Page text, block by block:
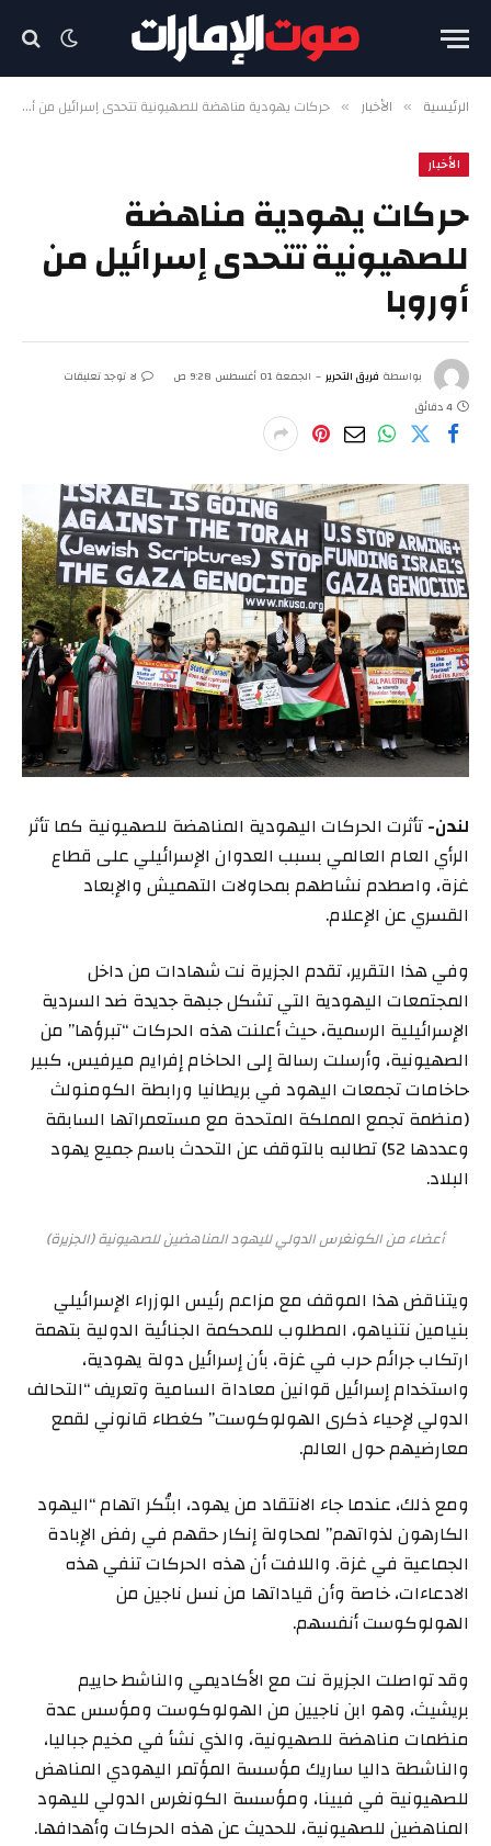
الرئيسية » الأخبار » حركات يهودية مناهضة للصهيونية تتحدى إسرائيل من أوروبا
الأخبار
حركات يهودية مناهضة
للصهيونية تتحدى إسرائيل من
أوروبا
بواسطة فريق التحرير الجمعة 01 أغسطس 9:28 ص
لا توجد تعليقات
4 دقائق
لندن-تأثرت الحركات اليهودية المناهضة للصهيونية كما تأثر
الرأي العام العالمي بسبب العدوان الإسرائيلي على قطاع
غزة، واصطدم نشاطهم بمحاولات التهميش والإبعاد
القسري عن الإعلام.
وفي هذا التقرير، تقدم الجزيرة نت شهادات من داخل
المجتمعات اليهودية التي تشكل جبهة جديدة ضد السردية
الإسرائيلية الرسمية، حيث أعلنت هذه الحركات “تبرؤها” من
الصهيونية، وأرسلت رسالة إلى الحاخام إفرايم ميرفيس، كبير
حاخامات تجمعات اليهود في بريطانيا ورابطة الكومنولث
(منظمة تجمع المملكة المتحدة مع مستعمراتها السابقة
وعددها 52) تطالبه بالتوقف عن التحدث باسم جميع يهود
البلاد.
أعضاء من الكونغرس الدولي لليهود المناهضين للصهيونية (الجزيرة)
ويتناقض هذا الموقف مع مزاعم رئيس الوزراء الإسرائيلي
بنيامين نتنياهو، المطلوب للمحكمة الجنائية الدولية بتهمة
ارتكاب جرائم حرب في غزة، بأن إسرائيل دولة يهودية،
واستخدام إسرائيل قوانين معاداة السامية وتعريف “التحالف
الدولي لإحياء ذكرى الهولوكوست” كغطاء قانوني لقمع
معارضيهم حول العالم.
ومع ذلك، عندما جاء الانتقاد من يهود، ابتُكر اتهام “اليهود
الكارهون لذواتهم” لمحاولة إنكار حقهم في رفض الإبادة
الجماعية في غزة. واللافت أن هذه الحركات تنفي هذه
الادعاءات، خاصة وأن قياداتها من نسل ناجين من
الهولوكوست أنفسهم.
وقد تواصلت الجزيرة نت مع الأكاديمي والناشط حاييم
بريشيث، وهو ابن ناجيين من الهولوكوست ومؤسس عدة
منظمات مناهضة للصهيونية، والذي نشأ في مخيم جباليا،
والناشطة داليا ساريك مؤسسة المؤتمر اليهودي المناهض
للصهيونية في فيينا، ومؤسسة الكونغرس الدولي لليهود
المناهضين للصهيونية، للحديث عن هذه الحركات وأهدافها.